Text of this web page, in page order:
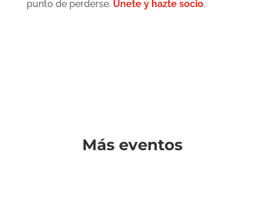
punto de perderse. Únete y hazte socio.
Más eventos